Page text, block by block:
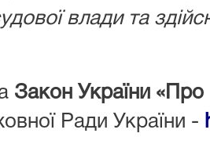
влади та
Закон України «Про
Ради України -